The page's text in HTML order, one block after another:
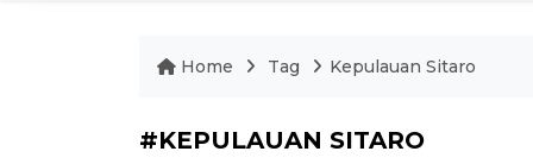
Home Tag Kepulauan Sitaro
#KEPULAUAN SITARO